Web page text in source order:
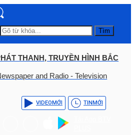
Tìm
THANH, TRUYỀN HÌNH BẮC
and Radio - Television
VIDEOMỚI TINMỚI